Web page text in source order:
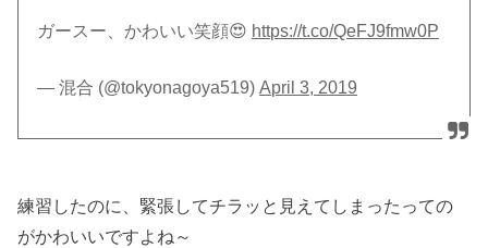
ガースー、かわいい笑顔😍 https://t.co/QeFJ9fmw0P
— 混合 (@tokyonagoya519)April 3, 2019
練習したのに、緊張してチラッと見えてしまったっての
がかわいいですよね～